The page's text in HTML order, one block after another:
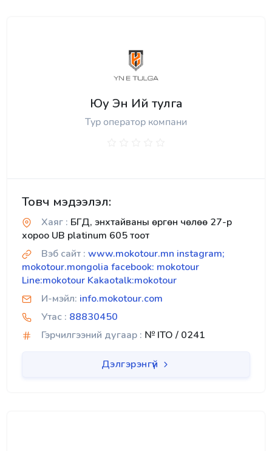
Юу Эн Ий тулга
Тур оператор компани
Товч мэдээлэл:
Хаяг : БГД, энхтайваны өргөн чөлөө 27-р
хороо UB platinum 605 тоот
Вэб сайт : www.mokotour.mn instagram;
mokotour.mongolia facebook: mokotour
Line:mokotour Kakaotalk:mokotour
И-мэйл: info.mokotour.com
Утас : 88830450
Гэрчилгээний дугаар : № ITO / 0241
Дэлгэрэнгүй